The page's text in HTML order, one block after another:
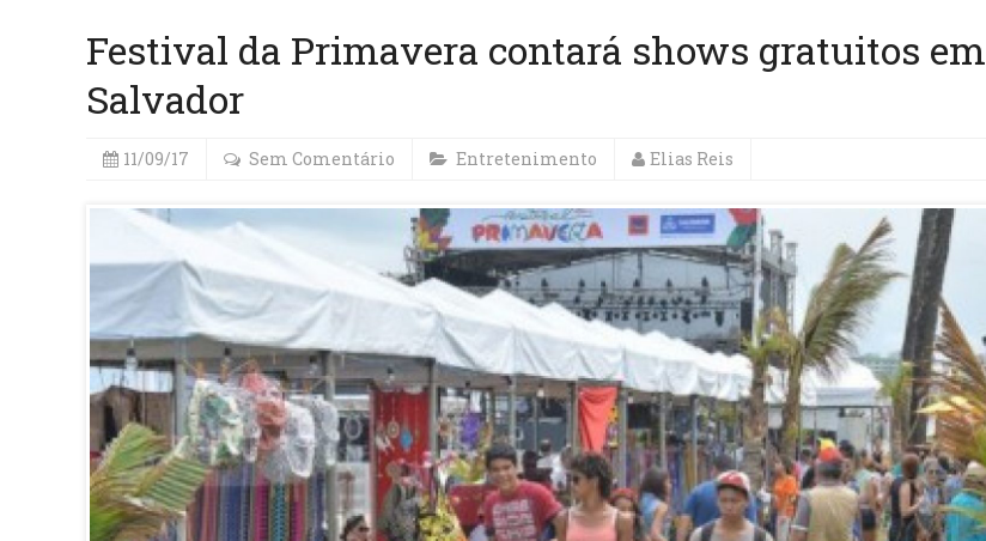
Festival da Primavera contará shows gratuitos em
Salvador
11/09/17 Sem Comentário Entretenimento Elias Reis